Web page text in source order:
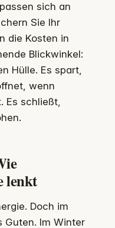
sich an
Sie Ihr
die Kosten in
Blickwinkel:
Hülle. Es spart,
wenn
Es schließt,
lenkt
Doch im
Guten. Im Winter